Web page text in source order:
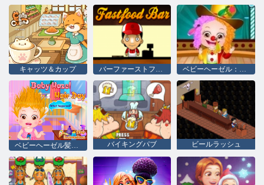
キャッツ＆カップ バーファーストフード ベビーヘーゼル：学校の年次日
バイキングパブ ビールラッシュ